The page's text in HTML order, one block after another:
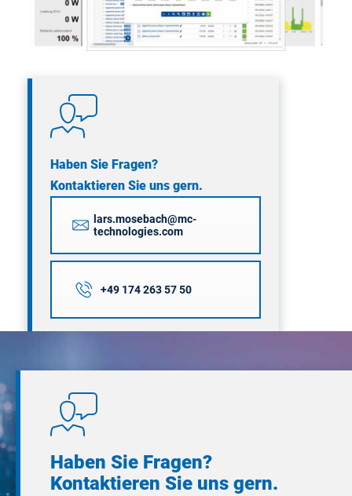
Haben Sie Fragen?
Kontaktieren Sie uns gern.
lars.mosebach@mc-
technologies.com
+49 174 263 57 50
Haben Sie Fragen?
Kontaktieren Sie uns gern.